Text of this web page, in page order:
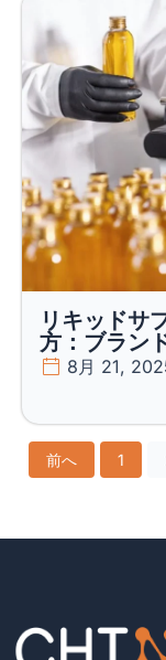
リキッドサ
方：ブラン
8月 21,
前へ 1